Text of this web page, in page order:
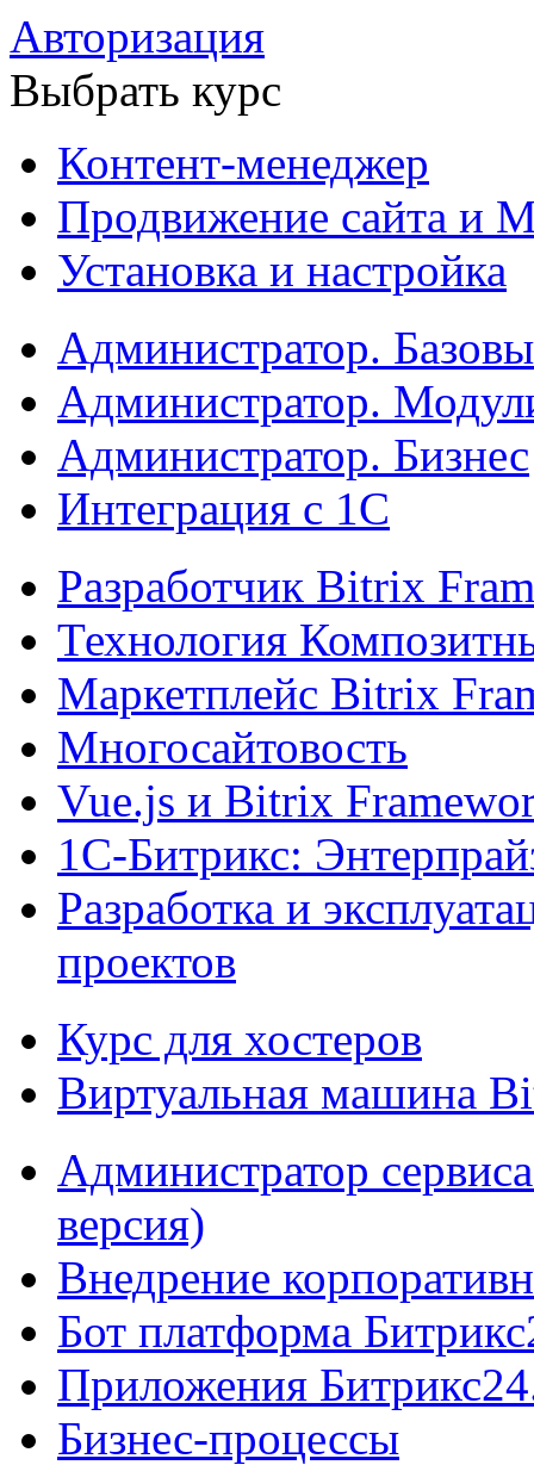
Авторизация
Выбрать курс
Контент-менеджер
Продвижение сайта и
Установка и настройка
Администратор.
Администратор.
Администратор. Бизнес
Интеграция с 1С
Разработчик Bitrix
Технология
Маркетплейс Bitrix
Многосайтовость
Vue.js и Bitrix
1С-Битрикс:
Разработка и
проектов
Курс для хостеров
Виртуальная машина
Администратор
версия)
Внедрение
Бот платформа
Приложения
Бизнес-процессы